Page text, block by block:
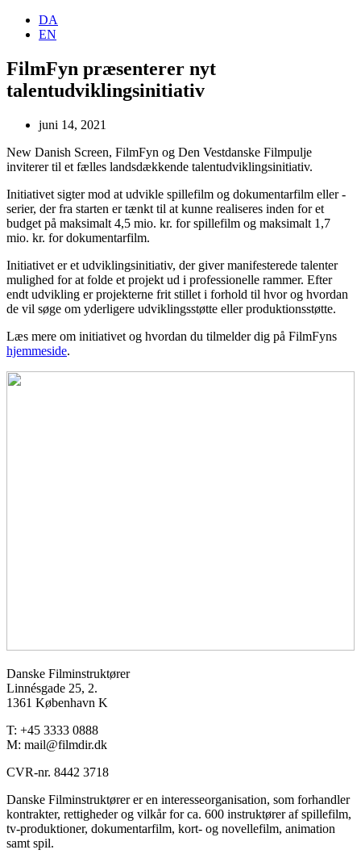
DA
EN
FilmFyn præsenterer nyt
talentudviklingsinitiativ
juni 14, 2021
New Danish Screen, FilmFyn og Den Vestdanske Filmpulje
inviterer til et fælles landsdækkende talentudviklingsinitiativ.
Initiativet sigter mod at udvikle spillefilm og dokumentarfilm eller -
serier, der fra starten er tænkt til at kunne realiseres inden for et
budget på maksimalt 4,5 mio. kr. for spillefilm og maksimalt 1,7
mio. kr. for dokumentarfilm.
Initiativet er et udviklingsinitiativ, der giver manifesterede talenter
mulighed for at folde et projekt ud i professionelle rammer. Efter
endt udvikling er projekterne frit stillet i forhold til hvor og hvordan
de vil søge om yderligere udviklingsstøtte eller produktionsstøtte.
Læs mere om initiativet og hvordan du tilmelder dig på FilmFyns
hjemmeside.
Danske Filminstruktører
Linnésgade 25, 2.
1361 København K
T: +45 3333 0888
M: mail@filmdir.dk
CVR-nr. 8442 3718
Danske Filminstruktører er en interesseorganisation, som forhandler
kontrakter, rettigheder og vilkår for ca. 600 instruktører af spillefilm,
tv-produktioner, dokumentarfilm, kort- og novellefilm, animation
samt spil.